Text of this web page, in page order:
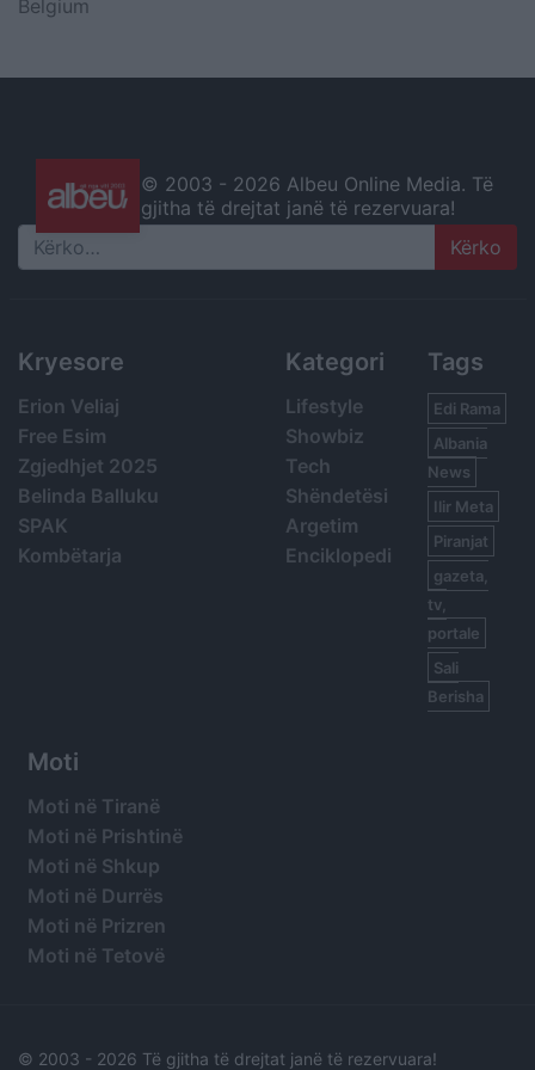
Belgium
© 2003 - 2026 Albeu Online Media. Të
gjitha të drejtat janë të rezervuara!
Search
Kryesore
Erion Veliaj
Free Esim
Zgjedhjet 2025
Belinda Balluku
SPAK
Kombëtarja
Kategori
Lifestyle
Showbiz
Tech
Shëndetësi
Argetim
Enciklopedi
Tags
Edi Rama
Albania
News
Ilir Meta
Piranjat
gazeta,
tv,
portale
Sali
Berisha
Moti
Moti në Tiranë
Moti në Prishtinë
Moti në Shkup
Moti në Durrës
Moti në Prizren
Moti në Tetovë
© 2003 - 2026 Të gjitha të drejtat janë të rezervuara!